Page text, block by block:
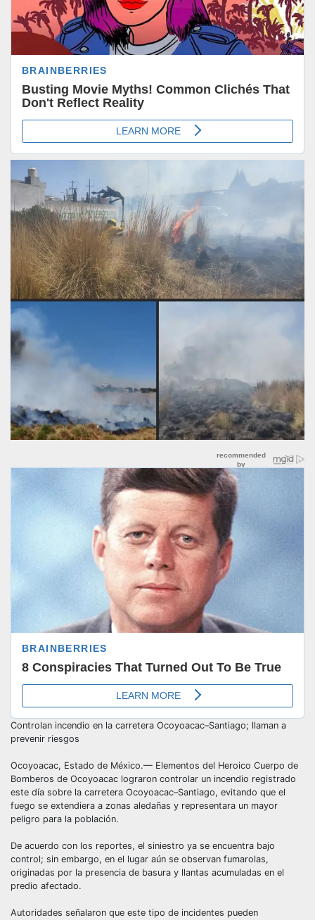
Controlan incendio en la carretera Ocoyoacac–Santiago; llaman a
prevenir riesgos
Ocoyoacac, Estado de México.— Elementos del Heroico Cuerpo de
Bomberos de Ocoyoacac lograron controlar un incendio registrado
este día sobre la carretera Ocoyoacac–Santiago, evitando que el
fuego se extendiera a zonas aledañas y representara un mayor
peligro para la población.
De acuerdo con los reportes, el siniestro ya se encuentra bajo
control; sin embargo, en el lugar aún se observan fumarolas,
originadas por la presencia de basura y llantas acumuladas en el
predio afectado.
Autoridades señalaron que este tipo de incidentes pueden